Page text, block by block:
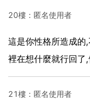
20樓：匿名使用者
這是你性格所造成的
裡在想什麼就行回了
21樓：匿名使用者